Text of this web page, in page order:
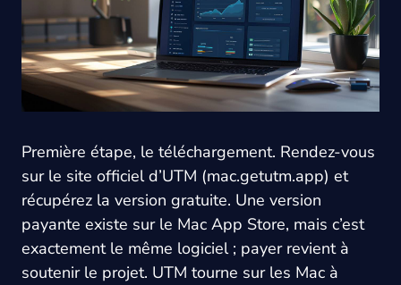
Première étape, le téléchargement. Rendez-vous
sur le site officiel d’UTM (mac.getutm.app) et
récupérez la version gratuite. Une version
payante existe sur le Mac App Store, mais c’est
exactement le même logiciel ; payer revient à
soutenir le projet. UTM tourne sur les Mac à